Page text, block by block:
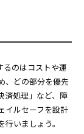
るのはコストや運
、どの部分を優先
済処理」など、障
イルセーフを設計
いましょう。